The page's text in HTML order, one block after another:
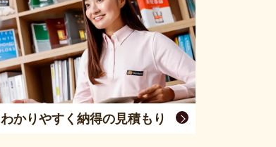
わかりやすく納得の見積もり